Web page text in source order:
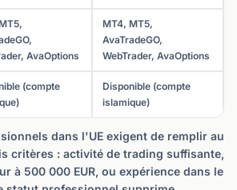
AvaOptions
MT4, MT5,
AvaTradeGO,
WebTrader, AvaOptions
(compte
Disponible (compte
islamique)
dans l'UE exigent de remplir au
critères : activité de trading suffisante,
à 500 000 EUR, ou expérience dans le